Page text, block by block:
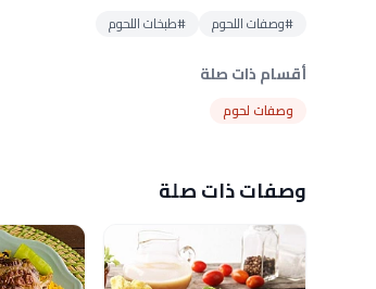
#وصفات اللحوم #طبخات اللحوم
أقسام ذات صلة
وصفات لحوم
وصفات ذات صلة